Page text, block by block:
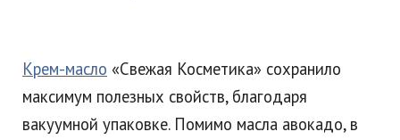
Крем-масло «Свежая Косметика» сохранило
максимум полезных свойств, благодаря
вакуумной упаковке. Помимо масла авокадо, в